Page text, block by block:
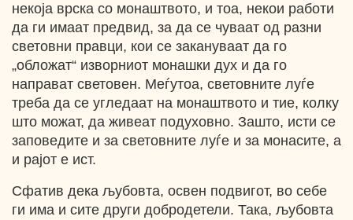
некоја врска со монаштвото, и тоа, некои работи
да ги имаат предвид, за да се чуваат од разни
световни правци, кои се закануваат да го
„обложат“ изворниот монашки дух и да го
направат световен. Меѓутоа, световните луѓе
треба да се угледаат на монаштвото и тие, колку
што можат, да живеат подуховно. Зашто, исти се
заповедите и за световните луѓе и за монасите, а
и рајот е ист.
Сфатив дека љубовта, освен подвигот, во себе
ги има и сите други добродетели. Така, љубовта